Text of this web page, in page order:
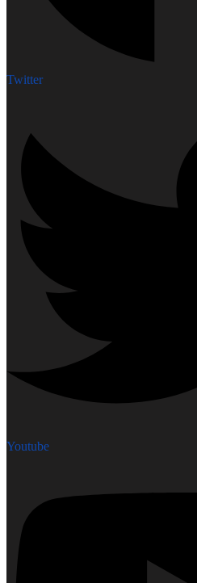
Twitter
Youtube